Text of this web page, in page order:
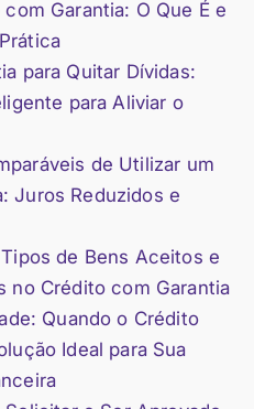
Garantia: O Que É e
para Quitar Dívidas:
para Aliviar o
de Utilizar um
Juros Reduzidos e
de Bens Aceitos e
no Crédito com Garantia
Quando o Crédito
Ideal para Sua